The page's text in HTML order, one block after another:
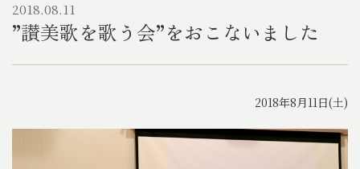
2018.08.11
”讃美歌を歌う会”をおこないました
2018年8月11日(土)